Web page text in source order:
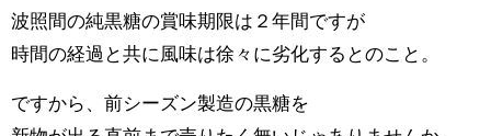
波照間の純黒糖の賞味期限は２年間ですが
時間の経過と共に風味は徐々に劣化するとのこと。
ですから、前シーズン製造の黒糖を